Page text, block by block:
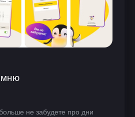
не забудете про дни